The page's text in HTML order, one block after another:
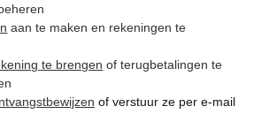
aan te maken en rekeningen te
te brengen of terugbetalingen te
of verstuur ze per e-mail